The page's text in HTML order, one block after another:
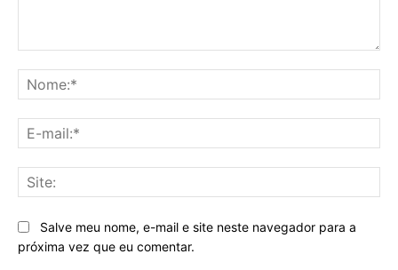
Salve meu nome, e-mail e site neste navegador para a
próxima vez que eu comentar.